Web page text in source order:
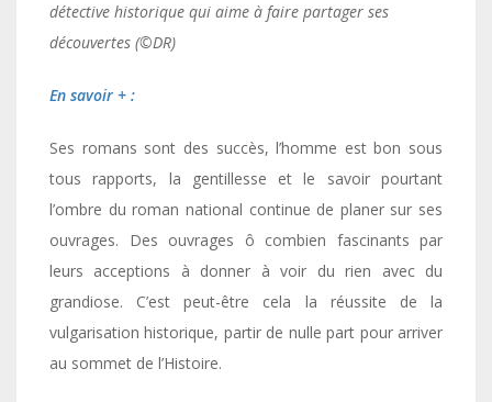
détective historique qui aime à faire partager ses
découvertes (©️DR)
En savoir + :
Ses romans sont des succès, l’homme est bon sous
tous rapports, la gentillesse et le savoir pourtant
l’ombre du roman national continue de planer sur ses
ouvrages. Des ouvrages ô combien fascinants par
leurs acceptions à donner à voir du rien avec du
grandiose. C’est peut-être cela la réussite de la
vulgarisation historique, partir de nulle part pour arriver
au sommet de l’Histoire.